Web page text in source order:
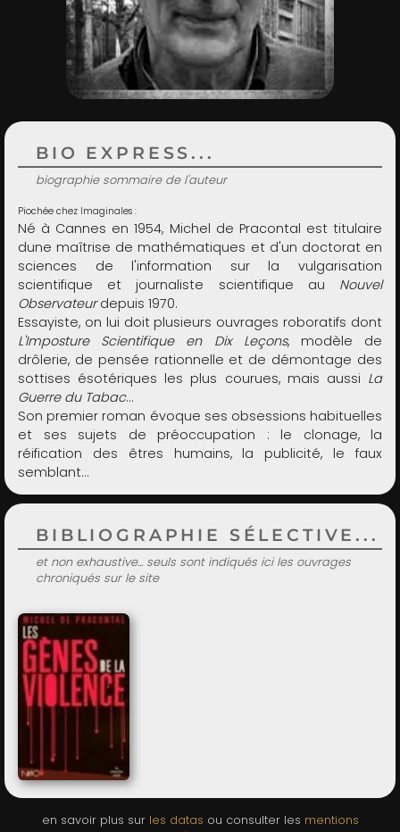
UN POLAR AU HASARD
BIO EXPRESS...
biographie sommaire de l'auteur
Piochée chez Imaginales :
Né à Cannes en 1954, Michel de Pracontal est titulaire
dune maîtrise de mathématiques et d'un doctorat en
sciences de l'information sur la vulgarisation
scientifique et journaliste scientifique au Nouvel
Observateurdepuis 1970.
Essayiste, on lui doit plusieurs ouvrages roboratifs dont
L'Imposture Scientifique en Dix Leçons, modèle de
drôlerie, de pensée rationnelle et de démontage des
sottises ésotériques les plus courues, mais aussi La
Guerre du Tabac…
Son premier roman évoque ses obsessions habituelles
et ses sujets de préoccupation : le clonage, la
réification des êtres humains, la publicité, le faux
semblant…
BIBLIOGRAPHIE SÉLECTIVE...
et non exhaustive... seuls sont indiqués ici les ouvrages
chroniqués sur le site
en savoir plus sur les datas ou consulter les mentions